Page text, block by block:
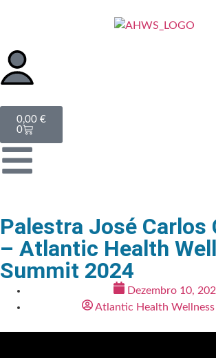
0,00 €
0
Palestra José Carlos
– Atlantic Health
Summit 2024
Dezembro 10,
Atlantic Health